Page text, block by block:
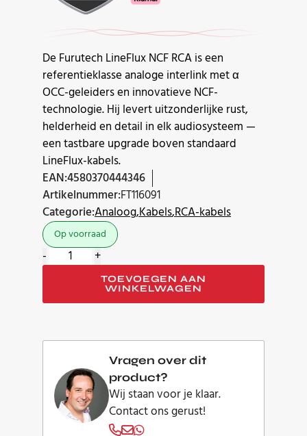
De Furutech LineFlux NCF RCA is een
referentieklasse analoge interlink met α
OCC-geleiders en innovatieve NCF-
technologie. Hij levert uitzonderlijke rust,
helderheid en detail in elk audiosysteem —
een tastbare upgrade boven standaard
LineFlux-kabels.
EAN:4580370444346
Artikelnummer:FT116091
Categorie:AnaloogKabelsRCA-kabels
Op voorraad
Furutech
Lineflux
NCF
interlink
- +
TOEVOEGEN AAN
WINKELWAGEN
Vragen over dit
product?
Wij staan voor je klaar.
Contact ons gerust!